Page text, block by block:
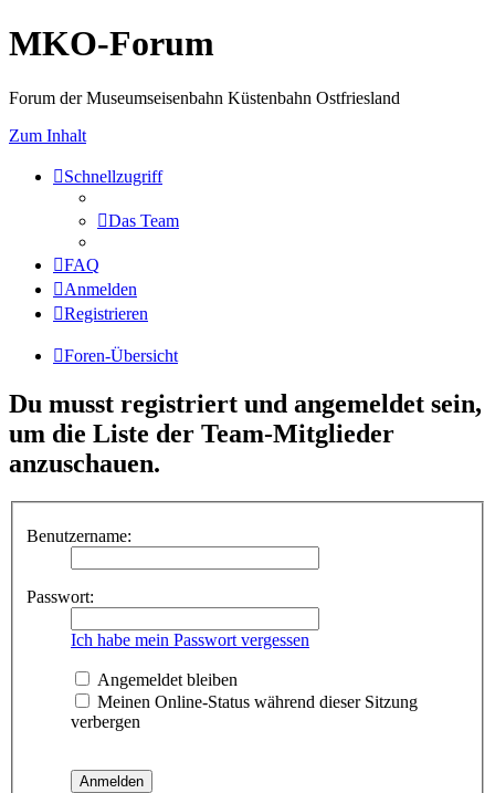
MKO-Forum
Forum der Museumseisenbahn Küstenbahn Ostfriesland
Zum Inhalt
Schnellzugriff
Das Team
FAQ
Anmelden
Registrieren
Foren-Übersicht
Du musst registriert und angemeldet sein,
um die Liste der Team-Mitglieder
anzuschauen.
Benutzername:
Passwort:
Ich habe mein Passwort vergessen
Angemeldet bleiben
Meinen Online-Status während dieser Sitzung
verbergen